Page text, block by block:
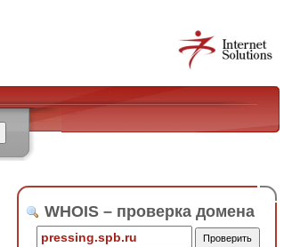
WHOIS – проверка домена